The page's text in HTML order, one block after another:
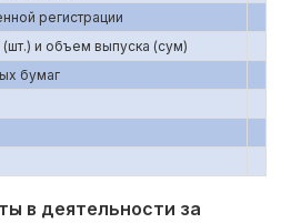
регистрации
и объем выпуска (сум)
бумаг
в деятельности за